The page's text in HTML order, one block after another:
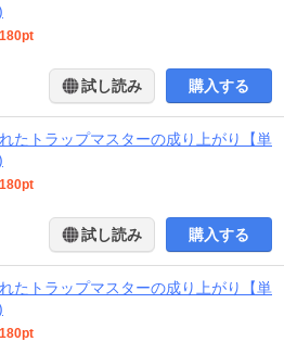
180pt
試し読み 購入する
たトラップマスターの成り上がり【単
180pt
試し読み 購入する
たトラップマスターの成り上がり【単
180pt